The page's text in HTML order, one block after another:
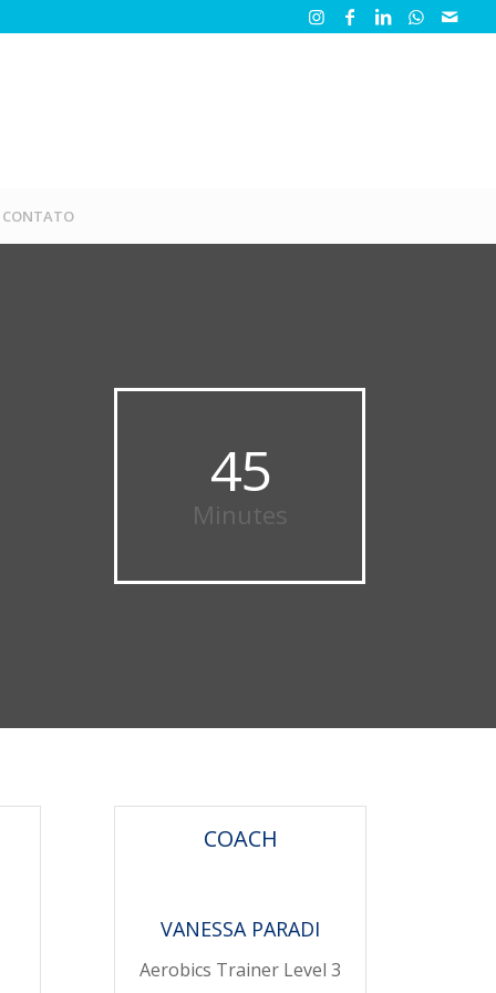
CONTATO
45
Minutes
COACH
VANESSA PARADI
Aerobics Trainer Level 3